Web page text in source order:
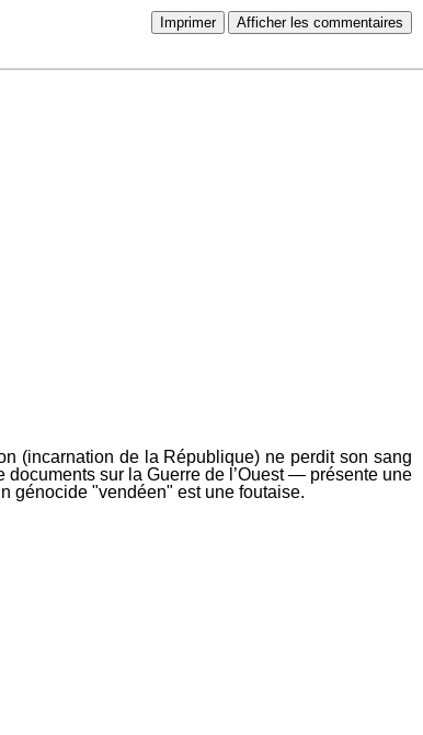
Imprimer Afficher les commentaires
(incarnation de la République) ne perdit son sang
sur la Guerre de l’Ouest — présente une
génocide "vendéen" est une foutaise.